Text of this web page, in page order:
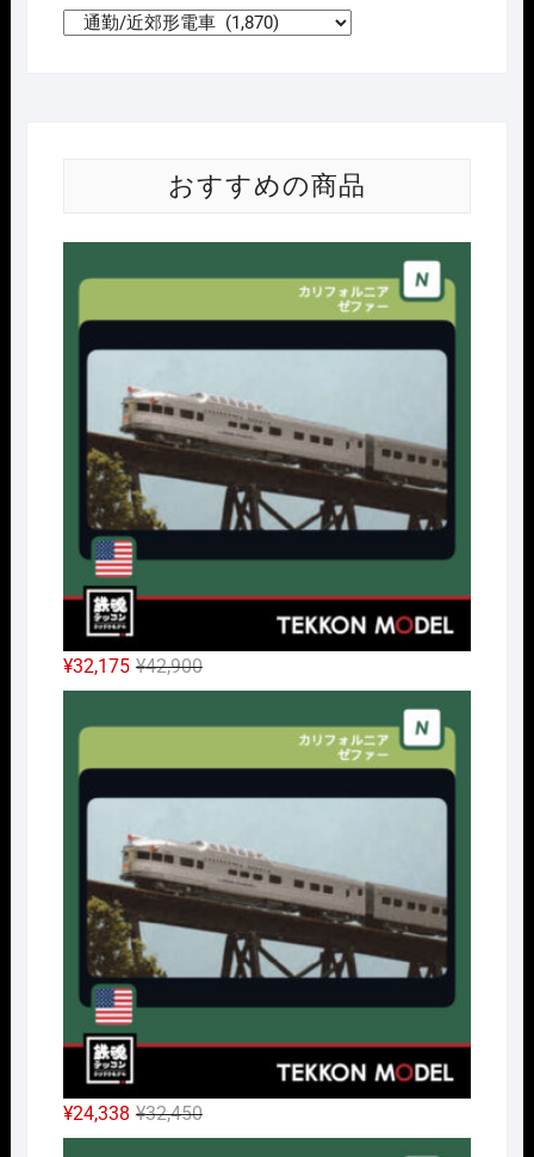
おすすめの商品
¥42,900元
の
価
で
し
た。
¥32,175
現
在
の
¥32,175
で
す。
¥32,450元
の
¥24,338
現
在